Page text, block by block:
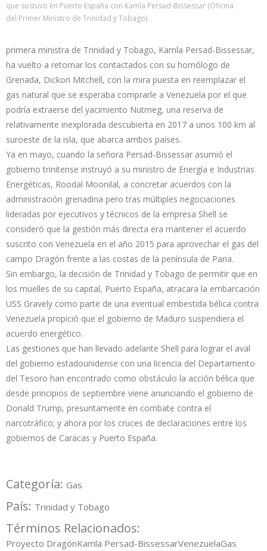
que sostuvo en Puerto España con Kamla Persad-Bissessar (Oficina
del Primer Ministro de Trinidad y Tobago)
primera ministra de Trinidad y Tobago, Kamla Persad-Bissessar,
ha vuelto a retomar los contactados con su homólogo de
Grenada, Dickon Mitchell, con la mira puesta en reemplazar el
gas natural que se esperaba comprarle a Venezuela por el que
podría extraerse del yacimiento Nutmeg, una reserva de
relativamente inexplorada descubierta en 2017 a unos 100 km al
suroeste de la isla, que abarca ambos países.
Ya en mayo, cuando la señora Persad-Bissessar asumió el
gobierno trinitense instruyó a su ministro de Energía e Industrias
Energéticas, Roodal Moonilal, a concretar acuerdos con la
administración grenadina pero tras múltiples negociaciones
lideradas por ejecutivos y técnicos de la empresa Shell se
consideró que la gestión más directa era mantener el acuerdo
suscrito con Venezuela en el año 2015 para aprovechar el gas del
campo Dragón frente a las costas de la península de Paria.
Sin embargo, la decisión de Trinidad y Tobago de permitir que en
los muelles de su capital, Puerto España, atracara la embarcación
USS Gravely como parte de una eventual embestida bélica contra
Venezuela propició que el gobierno de Maduro suspendiera el
acuerdo energético.
Las gestiones que han llevado adelante Shell para lograr el aval
del gobierno estadounidense con una licencia del Departamento
del Tesoro han encontrado como obstáculo la acción bélica que
desde principios de septiembre viene anunciando el gobierno de
Donald Trump, presuntamente en combate contra el
narcotráfico; y ahora por los cruces de declaraciones entre los
gobiernos de Caracas y Puerto España.
Categoría: Gas
País: Trinidad y Tobago
Términos Relacionados:
Proyecto DragónKamla Persad-BissessarVenezuelaGas